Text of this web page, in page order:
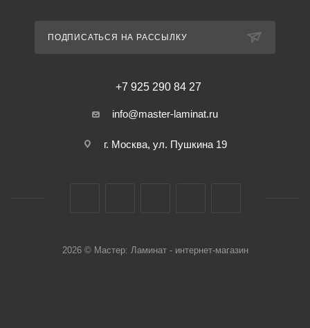
ПОДПИСАТЬСЯ НА РАССЫЛКУ
+7 925 290 84 27
info@master-laminat.ru
г. Москва, ул. Пушкина 19
2026 © Мастер: Ламинат - интернет-магазин